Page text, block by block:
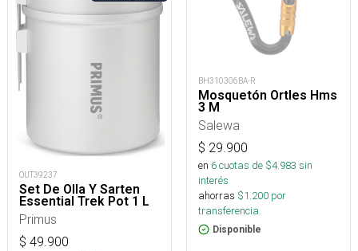
OUT39237
Set De Olla Y Sarten
Essential Trek Pot 1 L
Primus
$ 49.900
BH310306BA-R
Mosquetón Ortles Hms
3 M
Salewa
$ 29.900
en 6cuotas de $4.983 sin
interés
ahorras $1.200 por
transferencia.
Disponible